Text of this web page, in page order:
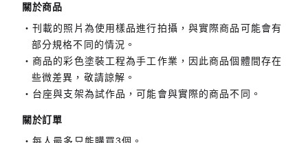
關於商品
刊載的照片為使用樣品進行拍攝，與實際商品可能會有
部分規格不同的情況。
商品的彩色塗裝工程為手工作業，因此商品個體間存在
些微差異，敬請諒解。
台座與支架為試作品，可能會與實際的商品不同。
關於訂單
每人最多只能購買3個。